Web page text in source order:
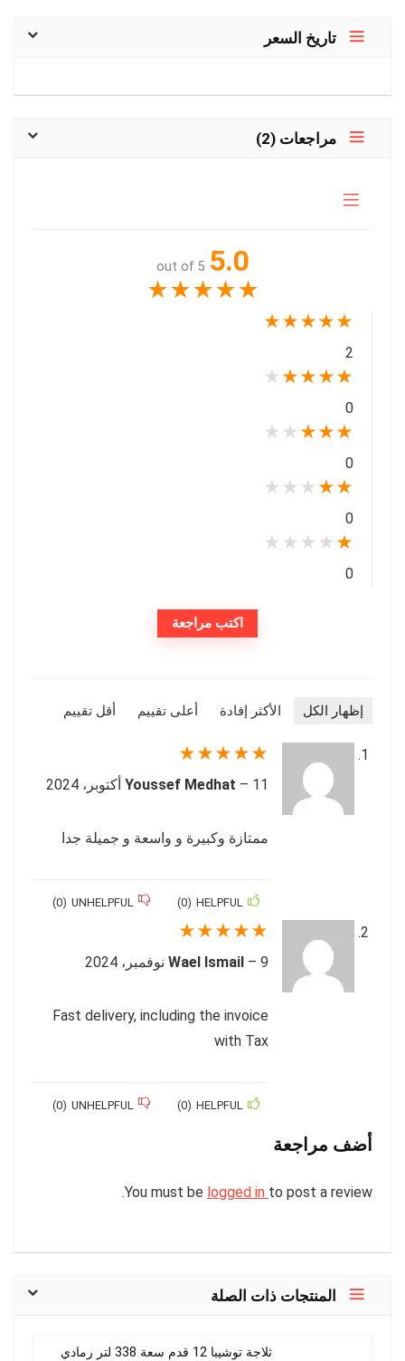
تاريخ السعر
مراجعات (2)
5.0
out of 5
★
★
★
★
★
★
★
★
★
★
2
★
★
★
★
★
0
★
★
★
★
★
0
★
★
★
★
★
0
★
★
★
★
★
0
اكتب مراجعة
إظهار الكل الأكثر إفادة أعلى تقييم أقل تقييم
★
★
★
★
★
Youssef Medhat – 11 أكتوبر، 2024
ممتازة وكبيرة و واسعة و جميلة جدا
HELPFUL
(
0
)
UNHELPFUL
(
0
)
★
★
★
★
★
Wael Ismail – 9 نوفمبر، 2024
Fast delivery, including the invoice
with Tax
HELPFUL
(
0
)
UNHELPFUL
(
0
)
أضف مراجعة
You must be logged in to post a review.
المنتجات ذات الصلة
ثلاجة توشيبا 12 قدم سعة 338 لتر رمادي